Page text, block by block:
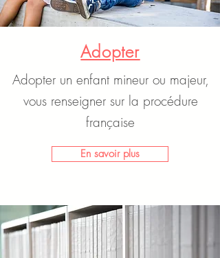
Adopter
Adopter un enfant mineur ou majeur,
vous renseigner sur la procédure
française
En savoir plus